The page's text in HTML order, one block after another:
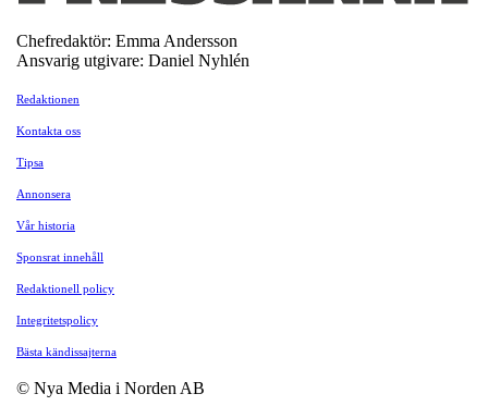
Chefredaktör: Emma Andersson
Ansvarig utgivare: Daniel Nyhlén
Redaktionen
Kontakta oss
Tipsa
Annonsera
Vår historia
Sponsrat innehåll
Redaktionell policy
Integritetspolicy
Bästa kändissajterna
© Nya Media i Norden AB